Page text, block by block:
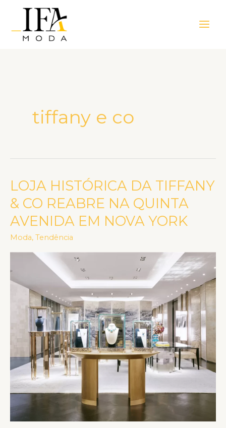
Menu
tiffany e co
LOJA HISTÓRICA DA TIFFANY
& CO REABRE NA QUINTA
AVENIDA EM NOVA YORK
Moda, Tendência
LOJA
HISTÓRICA
DA
TIFFANY
&
CO
NA
QUINTA
AVENIDA
NOVA